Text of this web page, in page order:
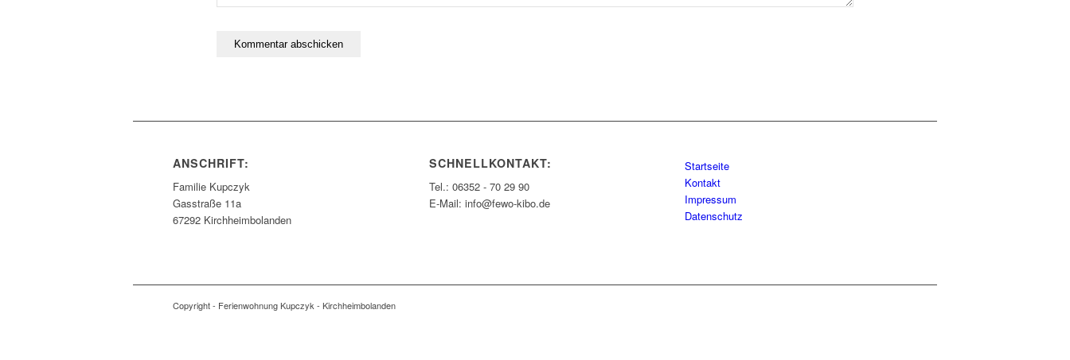
ANSCHRIFT:
Familie Kupczyk
Gasstraße 11a
67292 Kirchheimbolanden
SCHNELLKONTAKT:
Tel.: 06352 - 70 29 90
E-Mail: info@fewo-kibo.de
Startseite
Kontakt
Impressum
Datenschutz
Copyright - Ferienwohnung Kupczyk - Kirchheimbolanden